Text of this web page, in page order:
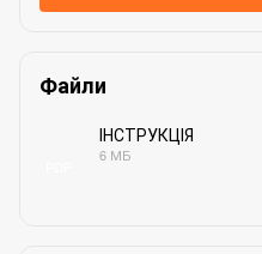
Файли
ІНСТРУКЦІЯ
6 МБ